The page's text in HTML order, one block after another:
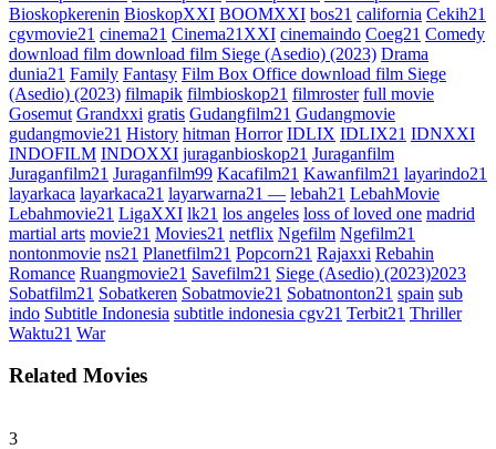
Bioskopkerenin BioskopXXI BOOMXXI bos21 california Cekih21
cgvmovie21 cinema21 Cinema21XXI cinemaindo Coeg21 Comedy
download film download film Siege (Asedio) (2023) Drama
dunia21 Family Fantasy Film Box Office download film Siege
(Asedio) (2023) filmapik filmbioskop21 filmroster full movie
Gosemut Grandxxi gratis Gudangfilm21 Gudangmovie
gudangmovie21 History hitman Horror IDLIX IDLIX21 IDNXXI
INDOFILM INDOXXI juraganbioskop21 Juraganfilm
Juraganfilm21 Juraganfilm99 Kacafilm21 Kawanfilm21 layarindo21
layarkaca layarkaca21 layarwarna21 — lebah21 LebahMovie
Lebahmovie21 LigaXXI lk21 los angeles loss of loved one madrid
martial arts movie21 Movies21 netflix Ngefilm Ngefilm21
nontonmovie ns21 Planetfilm21 Popcorn21 Rajaxxi Rebahin
Romance Ruangmovie21 Savefilm21 Siege (Asedio) (2023)2023
Sobatfilm21 Sobatkeren Sobatmovie21 Sobatnonton21 spain sub
indo Subtitle Indonesia subtitle indonesia cgv21 Terbit21 Thriller
Waktu21 War
Related Movies
3